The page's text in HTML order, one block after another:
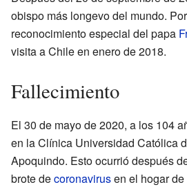
obispo más longevo del mundo.
reconocimiento especial del papa
visita a Chile en enero de 2018.
Fallecimiento
El 30 de mayo de 2020, a los 104
en la Clínica Universidad Católica
Apoquindo. Esto ocurrió después
brote decoronavirusen el hogar